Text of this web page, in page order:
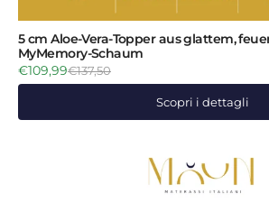
5 cm Aloe-Vera-Topper aus glattem,
MyMemory-Schaum
€109,99€137,50
Scopri i dettagli